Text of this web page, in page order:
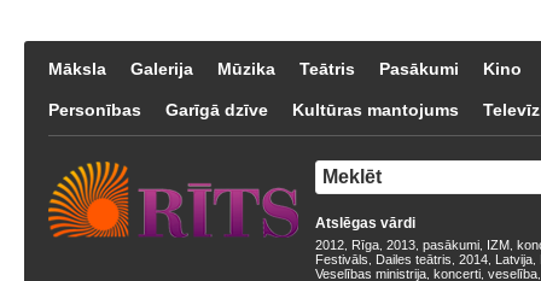
Māksla Galerija Mūzika Teātris Pasākumi Kino
Personības Garīgā dzīve Kultūras mantojums
Atslēgas vārdi
2012 Rīga 2013 pasākumi IZM
Festivāls
Dailes teātris 2014 Latvija
Veselības ministrija koncerti veselība